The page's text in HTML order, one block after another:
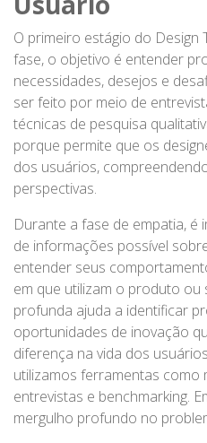
O primeiro estágio do Design
fase, o objetivo é entender
necessidades, desejos e
ser feito por meio de
técnicas de pesquisa
porque permite que os
dos usuários,
perspectivas.
Durante a fase de empatia,
de informações possível
entender seus
em que utilizam o produto ou
profunda ajuda a identificar
oportunidades de inovação
diferença na vida dos
utilizamos ferramentas como
entrevistas e benchmarking.
mergulho profundo no